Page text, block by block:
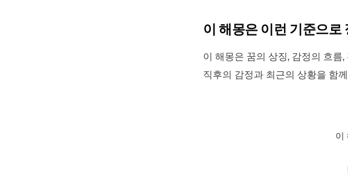
이 해몽은 이런 기준으로
이 해몽은 꿈의 상징, 감정의 흐
직후의 감정과 최근의 상황을 함
이